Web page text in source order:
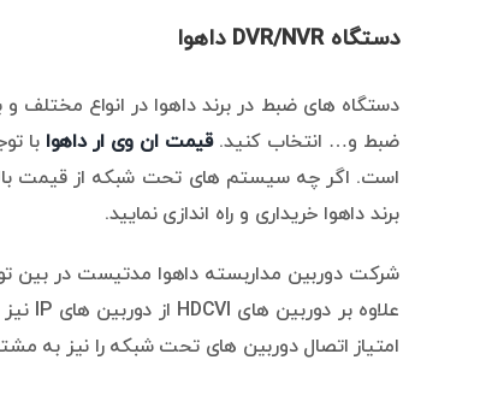
دستگاه DVR/NVR داهوا
ضبط و… انتخاب کنید.قیمت ان وی ار داهوا با
است. اگر چه سیستم های تحت شبکه از قیمت
برند داهوا خریداری و راه اندازی نمایید.
علاوه بر دوربین های HDCVI از دوربین های IP نیز پشتیبانی می کند. قیمت XVR داهوا تفاوت چندانی با
امتیاز اتصال دوربین های تحت شبکه را نیز به